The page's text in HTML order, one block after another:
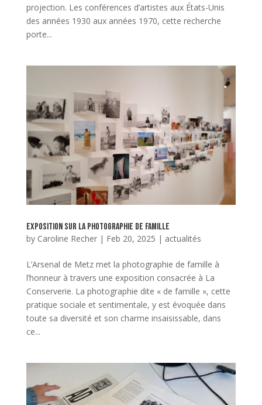
projection. Les conférences d’artistes aux États-Unis
des années 1930 aux années 1970, cette recherche
porte...
Exposition sur la photographie de famille
by Caroline Recher| Feb 20, 2025 | actualités
L’Arsenal de Metz met la photographie de famille à
l’honneur à travers une exposition consacrée à La
Conserverie. La photographie dite « de famille », cette
pratique sociale et sentimentale, y est évoquée dans
toute sa diversité et son charme insaisissable, dans
ce...